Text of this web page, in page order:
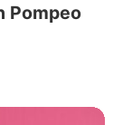
Pompeo